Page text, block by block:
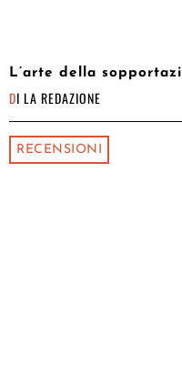
L’arte della
DI LA REDAZIONE
RECENSIONI